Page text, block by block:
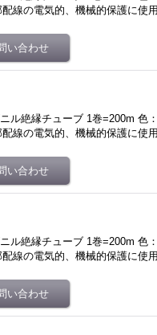
の電気的、機械的保護に使
ル絶縁チューブ 1巻=200m 色
の電気的、機械的保護に使
ル絶縁チューブ 1巻=200m 色
の電気的、機械的保護に使